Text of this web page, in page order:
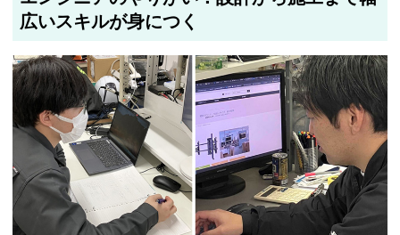
広いスキルが身につく